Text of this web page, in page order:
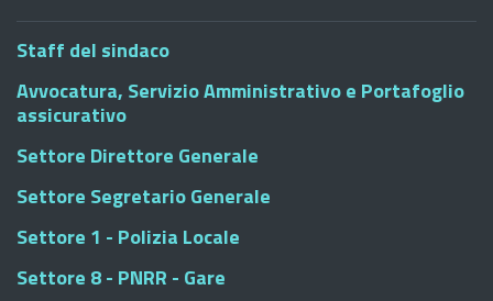
Staff del sindaco
Avvocatura, Servizio Amministrativo e Portafoglio
assicurativo
Settore Direttore Generale
Settore Segretario Generale
Settore 1 - Polizia Locale
Settore 8 - PNRR - Gare